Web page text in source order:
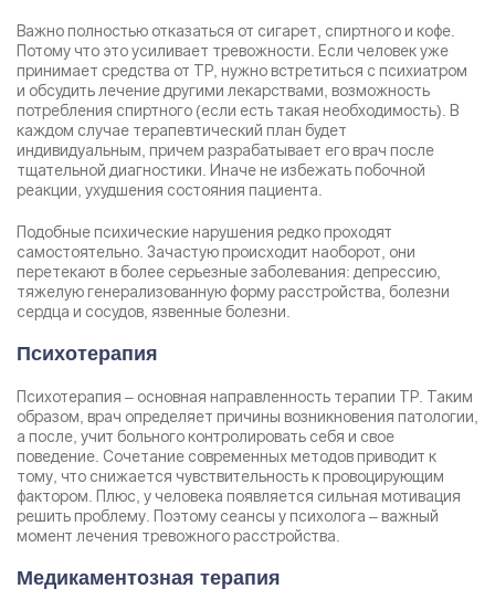
Важно полностью отказаться от сигарет, спиртного и кофе.
Потому что это усиливает тревожности. Если человек уже
принимает средства от ТР, нужно встретиться с психиатром
и обсудить лечение другими лекарствами, возможность
потребления спиртного (если есть такая необходимость). В
каждом случае терапевтический план будет
индивидуальным, причем разрабатывает его врач после
тщательной диагностики. Иначе не избежать побочной
реакции, ухудшения состояния пациента.
Подобные психические нарушения редко проходят
самостоятельно. Зачастую происходит наоборот, они
перетекают в более серьезные заболевания: депрессию,
тяжелую генерализованную форму расстройства, болезни
сердца и сосудов, язвенные болезни.
Психотерапия
Психотерапия – основная направленность терапии ТР. Таким
образом, врач определяет причины возникновения патологии,
а после, учит больного контролировать себя и свое
поведение. Сочетание современных методов приводит к
тому, что снижается чувствительность к провоцирующим
фактором. Плюс, у человека появляется сильная мотивация
решить проблему. Поэтому сеансы у психолога – важный
момент лечения тревожного расстройства.
Медикаментозная терапия